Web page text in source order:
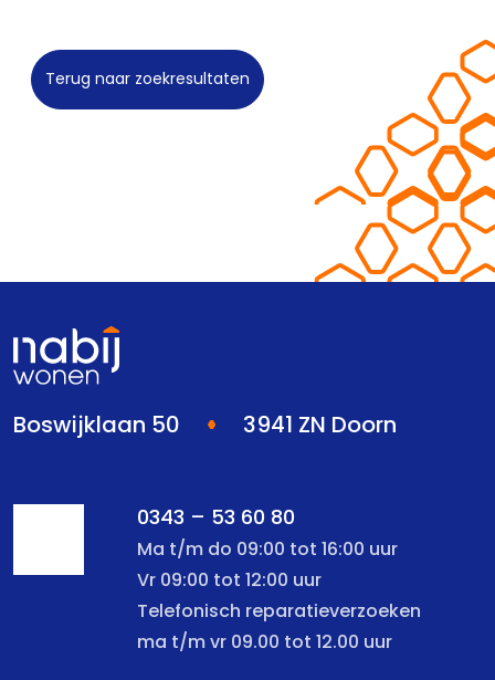
Terug naar zoekresultaten
Boswijklaan 50 3941 ZN Doorn
0343 – 53 60 80
Ma t/m do 09:00 tot 16:00 uur
Vr 09:00 tot 12:00 uur
Telefonisch reparatieverzoeken
ma t/m vr 09.00 tot 12.00 uur